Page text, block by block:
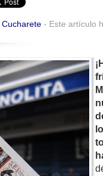
Cucharete - Este artículo